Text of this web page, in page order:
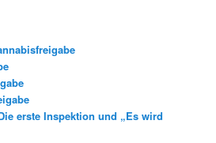
erste Inspektion und „Es wird